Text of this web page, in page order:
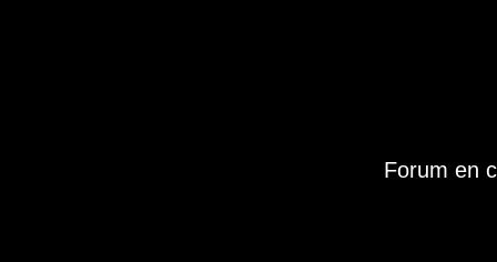
Forum en